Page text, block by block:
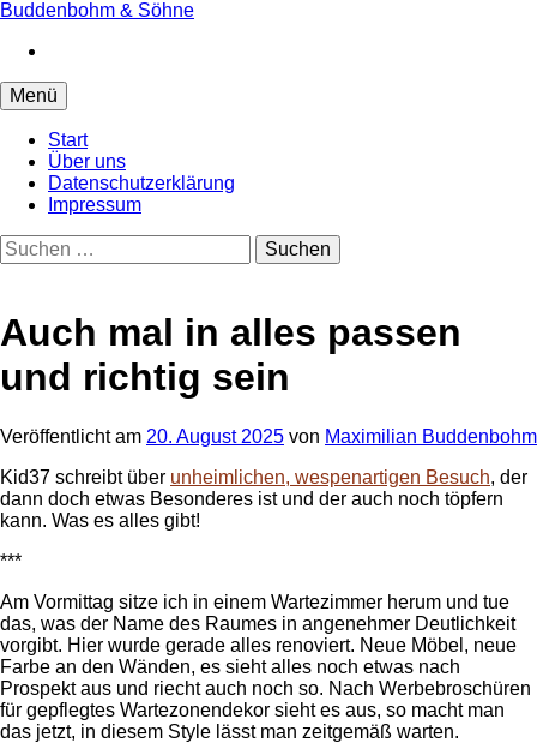
Springe
Inhalt
Buddenbohm & Söhne
Menü
Start
Über uns
Datenschutzerklärung
Impressum
Suchen
nach:
Auch mal in alles passen
und richtig sein
Veröffentlichtam 20. August 2025 von Maximilian Buddenbohm
Kid37 schreibt über unheimlichen, wespenartigen Besuch, der
dann doch etwas Besonderes ist und der auch noch töpfern
kann. Was es alles gibt!
***
Am Vormittag sitze ich in einem Wartezimmer herum und tue
das, was der Name des Raumes in angenehmer Deutlichkeit
vorgibt. Hier wurde gerade alles renoviert. Neue Möbel, neue
Farbe an den Wänden, es sieht alles noch etwas nach
Prospekt aus und riecht auch noch so. Nach Werbebroschüren
für gepflegtes Wartezonendekor sieht es aus, so macht man
das jetzt, in diesem Style lässt man zeitgemäß warten.